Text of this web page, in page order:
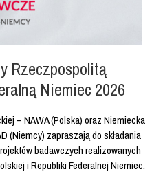
Rzeczpospolitą
Niemiec 2026
– NAWA (Polska) oraz Niemiecka
(Niemcy) zapraszają do składania
badawczych realizowanych
i Republiki Federalnej Niemiec.